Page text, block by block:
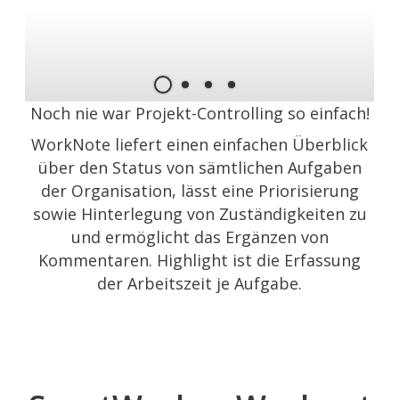
Noch nie war Projekt-Controlling so einfach!
WorkNote liefert einen einfachen Überblick
über den Status von sämtlichen Aufgaben
der Organisation, lässt eine Priorisierung
sowie Hinterlegung von Zuständigkeiten zu
und ermöglicht das Ergänzen von
Kommentaren. Highlight ist die Erfassung
der Arbeitszeit je Aufgabe.